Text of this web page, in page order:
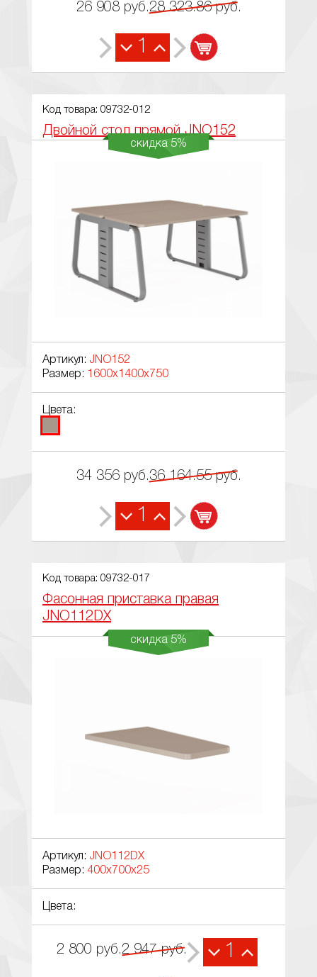
26 908 руб.28 323.86 руб.
1
Код товара: 09732-012
Двойной стол прямой JNO152
скидка 5%
Артикул: JNO152
Размер:
1600x1400x750
Цвета:
34 356 руб.36 164.55 руб.
1
Код товара: 09732-017
Фасонная приставка правая
JNO112DX
скидка 5%
Артикул: JNO112DX
Размер: 400x700x25
Цвета:
2 800 руб.2 947 руб. 1